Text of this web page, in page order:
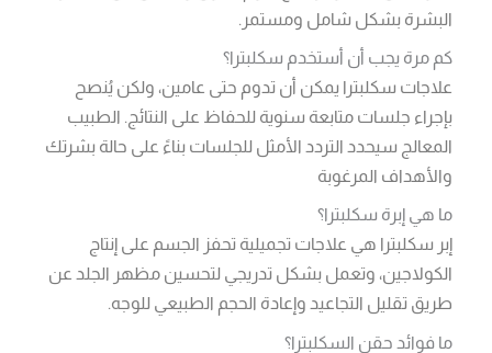
البشرة بشكل شامل ومستمر.
كم مرة يجب أن أستخدم سكلبترا؟
علاجات سكلبترا يمكن أن تدوم حتى عامين، ولكن يُنصح
بإجراء جلسات متابعة سنوية للحفاظ على النتائج. الطبيب
المعالج سيحدد التردد الأمثل للجلسات بناءً على حالة بشرتك
والأهداف المرغوبة
ما هي إبرة سكلبترا؟
إبر سكلبترا هي علاجات تجميلية تحفز الجسم على إنتاج
الكولاجين، وتعمل بشكل تدريجي لتحسين مظهر الجلد عن
طريق تقليل التجاعيد وإعادة الحجم الطبيعي للوجه.
ما فوائد حقن السكلبترا؟